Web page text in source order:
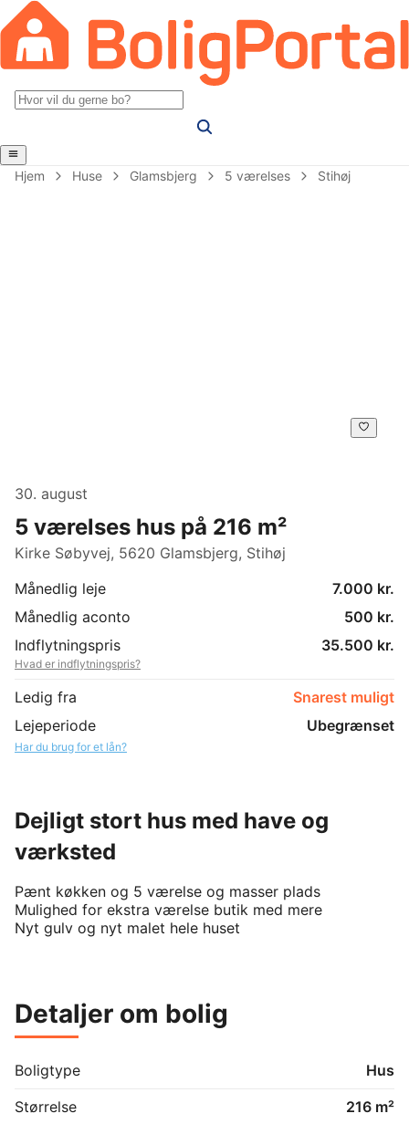
Hjem Huse Glamsbjerg 5 værelses Stihøj
30. august
5 værelses hus på 216 m²
Kirke Søbyvej, 5620 Glamsbjerg, Stihøj
Månedlig leje
7.000 kr.
Månedlig aconto
500 kr.
Indflytningspris
35.500 kr.
Hvad er indflytningspris?
Ledig fra
Snarest muligt
Lejeperiode
Ubegrænset
Har du brug for et lån?
Dejligt stort hus med have og
værksted
Pænt køkken og 5 værelse og masser plads
Mulighed for ekstra værelse butik med mere
Detaljer om bolig
Boligtype
Hus
Størrelse
216 m²